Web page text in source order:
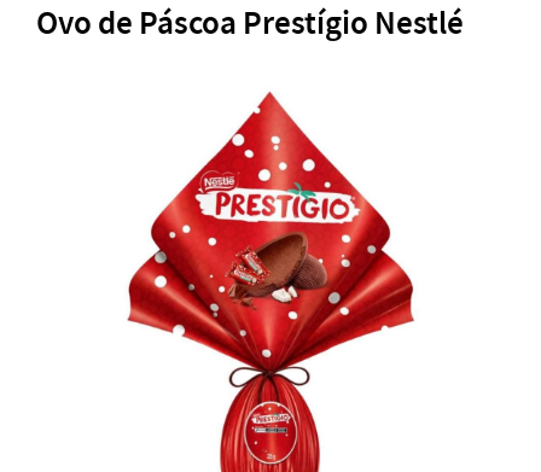
Ovo de Páscoa Prestígio Nestlé